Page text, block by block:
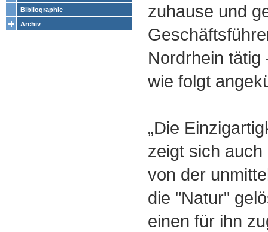
Bibliographie
Archiv
zuhause und
Nordrhein tätig
wie folgt
„Die
zeigt sich
von der
die "Natur"
einen für ihn